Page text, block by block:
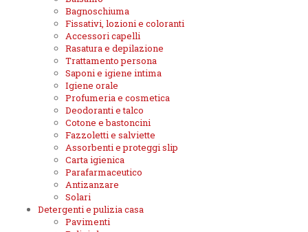
Bagnoschiuma
Fissativi, lozioni e coloranti
Accessori capelli
Rasatura e depilazione
Trattamento persona
Saponi e igiene intima
Igiene orale
Profumeria e cosmetica
Deodoranti e talco
Cotone e bastoncini
Fazzoletti e salviette
Assorbenti e proteggi slip
Carta igienica
Parafarmaceutico
Antizanzare
Solari
Detergenti e pulizia casa
Pavimenti